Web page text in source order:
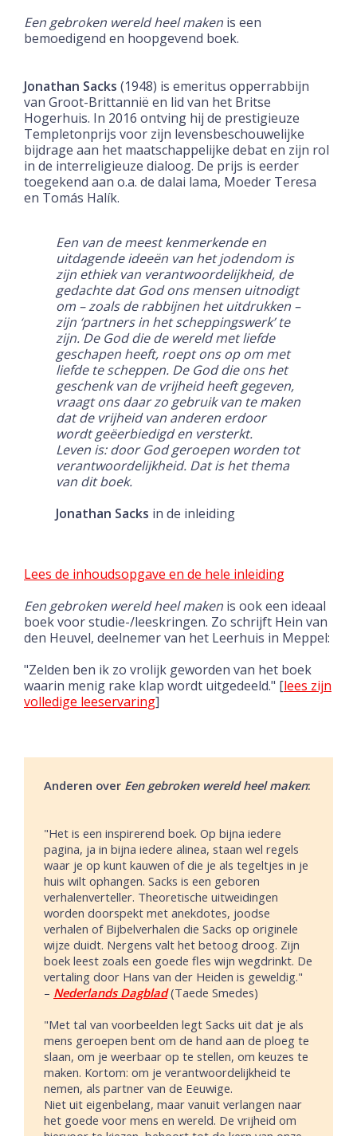
Een gebroken wereld heel maken is een
bemoedigend en hoopgevend boek.
Jonathan Sacks (1948) is emeritus opperrabbijn
van Groot-Brittannië en lid van het Britse
Hogerhuis. In 2016 ontving hij de prestigieuze
Templetonprijs voor zijn levensbeschouwelijke
bijdrage aan het maatschappelijke debat en zijn rol
in de interreligieuze dialoog. De prijs is eerder
toegekend aan o.a. de dalai lama, Moeder Teresa
en Tomás Halík.
Een van de meest kenmerkende en
uitdagende ideeën van het jodendom is
zijn ethiek van verantwoordelijkheid, de
gedachte dat God ons mensen uitnodigt
om – zoals de rabbijnen het uitdrukken –
zijn ‘partners in het scheppingswerk’ te
zijn. De God die de wereld met liefde
geschapen heeft, roept ons op om met
liefde te scheppen. De God die ons het
geschenk van de vrijheid heeft gegeven,
vraagt ons daar zo gebruik van te maken
dat de vrijheid van anderen erdoor
wordt geëerbiedigd en versterkt.
Leven is: door God geroepen worden tot
verantwoordelijkheid. Dat is het thema
van dit boek.
Jonathan Sacks in de inleiding
Lees de inhoudsopgave en de hele inleiding
Een gebroken wereld heel maken is ook een ideaal
boek voor studie-/leeskringen. Zo schrijft Hein van
den Heuvel, deelnemer van het Leerhuis in Meppel:
"Zelden ben ik zo vrolijk geworden van het boek
waarin menig rake klap wordt uitgedeeld." [lees zijn
volledige leeservaring]
Anderen over Een gebroken wereld heel maken:
"Het is een inspirerend boek. Op bijna iedere
pagina, ja in bijna iedere alinea, staan wel regels
waar je op kunt kauwen of die je als tegeltjes in je
huis wilt ophangen. Sacks is een geboren
verhalenverteller. Theoretische uitweidingen
worden doorspekt met anekdotes, joodse
verhalen of Bijbelverhalen die Sacks op originele
wijze duidt. Nergens valt het betoog droog. Zijn
boek leest zoals een goede fles wijn wegdrinkt. De
vertaling door Hans van der Heiden is geweldig."
– Nederlands Dagblad (Taede Smedes)
"Met tal van voorbeelden legt Sacks uit dat je als
mens geroepen bent om de hand aan de ploeg te
slaan, om je weerbaar op te stellen, om keuzes te
maken. Kortom: om je verantwoordelijkheid te
nemen, als partner van de Eeuwige.
Niet uit eigenbelang, maar vanuit verlangen naar
het goede voor mens en wereld. De vrijheid om